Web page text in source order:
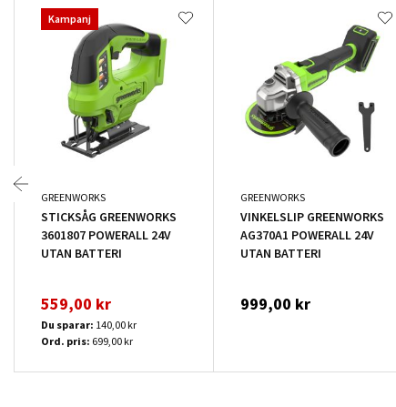
Kampanj
GREENWORKS
STICKSÅG GREENWORKS
3601807 POWERALL 24V
UTAN BATTERI
559,00 kr
Du sparar: 140,00 kr
Ord. pris: 699,00 kr
GREENWORKS
VINKELSLIP GREENWORKS
AG370A1 POWERALL 24V
UTAN BATTERI
999,00 kr